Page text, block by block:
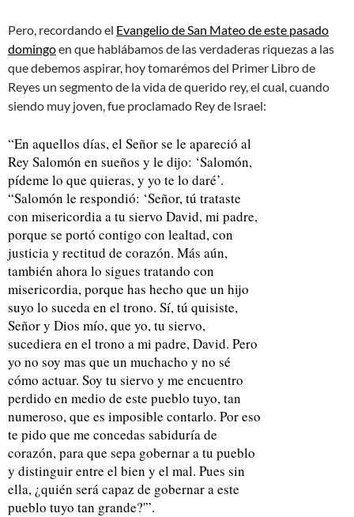
Pero, recordando el Evangelio de San Mateo de este pasado
domingoen que hablábamos de las verdaderas riquezas a las
que debemos aspirar, hoy tomarémos del Primer Libro de
Reyes un segmento de la vida de querido rey, el cual, cuando
siendo muy joven, fue proclamado Rey de Israel:
“En aquellos días, el Señor se le apareció al
Rey Salomón en sueños y le dijo: ‘Salomón,
pídeme lo que quieras, y yo te lo daré’.
“Salomón le respondió: ‘Señor, tú trataste
con misericordia a tu siervo David, mi padre,
porque se portó contigo con lealtad, con
justicia y rectitud de corazón. Más aún,
también ahora lo sigues tratando con
misericordia, porque has hecho que un hijo
suyo lo suceda en el trono. Sí, tú quisiste,
Señor y Dios mío, que yo, tu siervo,
sucediera en el trono a mi padre, David. Pero
yo no soy mas que un muchacho y no sé
cómo actuar. Soy tu siervo y me encuentro
perdido en medio de este pueblo tuyo, tan
numeroso, que es imposible contarlo. Por eso
te pido que me concedas sabiduría de
corazón, para que sepa gobernar a tu pueblo
y distinguir entre el bien y el mal. Pues sin
ella, ¿quién será capaz de gobernar a este
pueblo tuyo tan grande?'”.